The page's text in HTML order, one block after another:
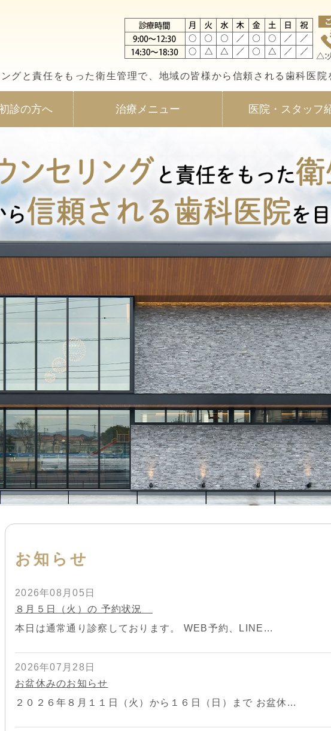
広島県福山市の歯医者 曙はしもと歯科・矯
グと責任をもった衛生管理で、地域の皆様から信頼される歯科医院
診の方へ 治療メニュー 医院・スタッフ
お知らせ
2026年08月05日
８月５日（火）の 予約状況
本日は通常通り診察しております。 WEB予約、LINE...
2026年07月28日
お盆休みのお知らせ
２０２６年８月１１日（火）から１６日（日）まで お盆休...